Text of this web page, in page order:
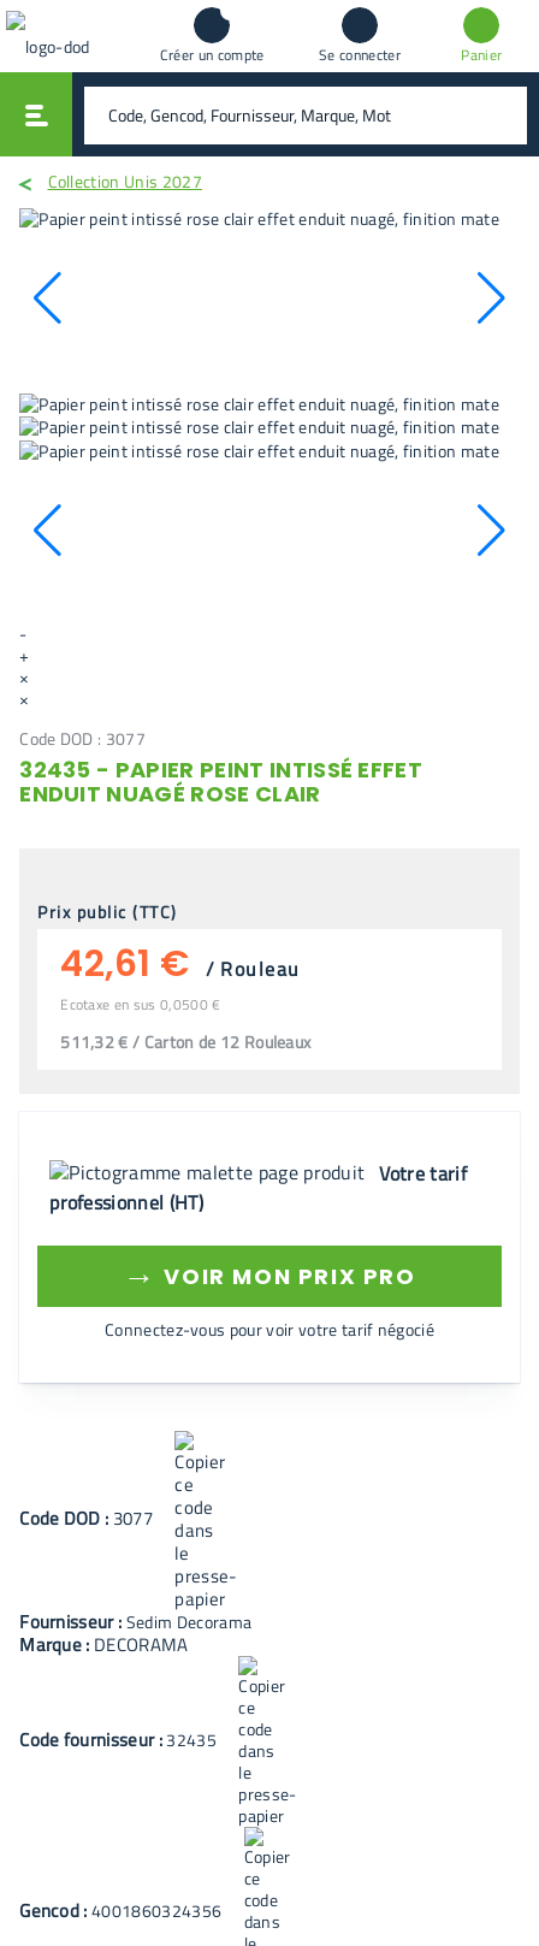
Créer un compte Se connecter Panier
rechercher
Collection Unis 2027
-
+
×
×
Code DOD : 3077
32435 - PAPIER PEINT INTISSÉ EFFET
ENDUIT NUAGÉ ROSE CLAIR
Prix public (TTC)
42,61 € / Rouleau
Ecotaxe en sus 0,0500 €
511,32 € / Carton de 12 Rouleaux
Votre tarif
professionnel (HT)
→ VOIR MON PRIX PRO
Connectez-vous pour voir votre tarif négocié
Code DOD : 3077
Fournisseur :Sedim Decorama
Marque : DECORAMA
Code fournisseur :32435
Gencod :4001860324356